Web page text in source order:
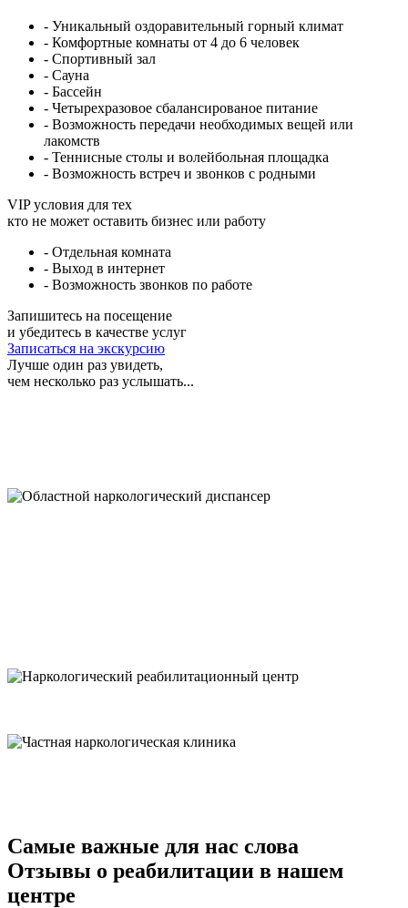
- Уникальный оздоравительный горный климат
- Комфортные комнаты от 4 до 6 человек
- Спортивный зал
- Сауна
- Бассейн
- Четырехразовое сбалансированое питание
- Возможность передачи необходимых вещей или
лакомств
- Теннисные столы и волейбольная площадка
- Возможность встреч и звонков с родными
VIP условия для тех
кто не может оставить бизнес или работу
- Отдельная комната
- Выход в интернет
- Возможность звонков по работе
Запишитесь на посещение
и убедитесь в качестве услуг
Записаться на экскурсию
Лучше один раз увидеть,
чем несколько раз услышать...
Самые важные для нас слова
Отзывы о реабилитации в нашем
центре